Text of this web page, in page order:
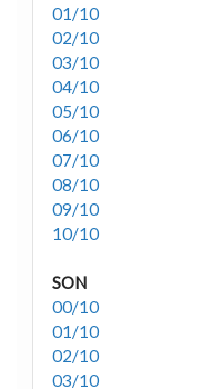
01/10
02/10
03/10
04/10
05/10
06/10
07/10
08/10
09/10
10/10
SON
00/10
01/10
02/10
03/10